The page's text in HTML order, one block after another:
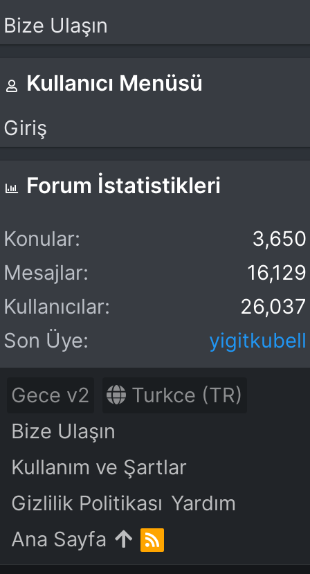
Bize Ulaşın
Kullanıcı Menüsü
Giriş
Forum İstatistikleri
Konular
3,650
Mesajlar
16,129
Kullanıcılar
26,037
Son Üye
yigitkubell
Gece v2
Turkce (TR)
Bize Ulaşın
Kullanım ve Şartlar
Gizlilik Politikası Yardım
Ana Sayfa
R
S